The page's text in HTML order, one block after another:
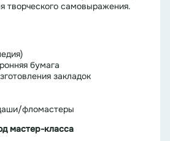
творческого самовыражения.
бумага
закладок
фломастеры
мастер-класса